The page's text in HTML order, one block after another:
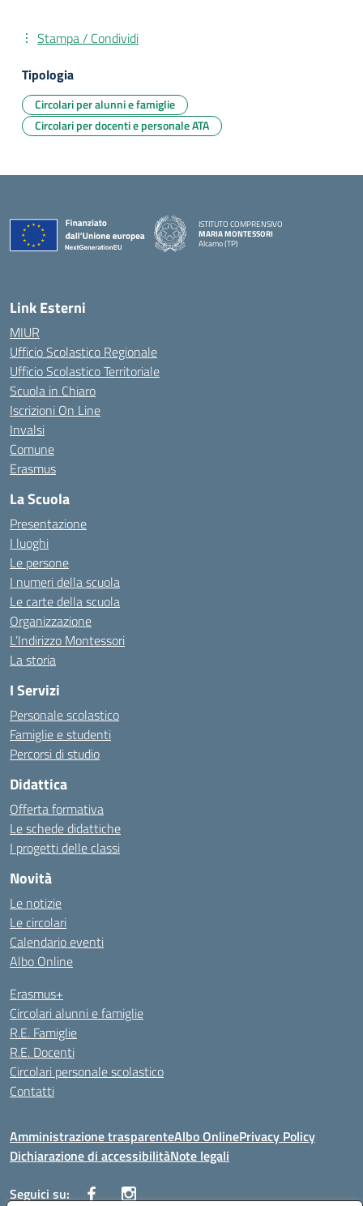
Stampa / Condividi
Tipologia
Circolari per alunni e famiglie
Circolari per docenti e personale ATA
ISTITUTO COMPRENSIVO
MARIA MONTESSORI
Alcamo (TP)
Link Esterni
MIUR
Ufficio Scolastico Regionale
Ufficio Scolastico Territoriale
Scuola in Chiaro
Iscrizioni On Line
Invalsi
Comune
Erasmus
La Scuola
Presentazione
I luoghi
Le persone
I numeri della scuola
Le carte della scuola
Organizzazione
L’Indirizzo Montessori
La storia
I Servizi
Personale scolastico
Famiglie e studenti
Percorsi di studio
Didattica
Offerta formativa
Le schede didattiche
I progetti delle classi
Novità
Le notizie
Le circolari
Calendario eventi
Albo Online
Erasmus+
Circolari alunni e famiglie
R.E. Famiglie
R.E. Docenti
Circolari personale scolastico
Contatti
Amministrazione trasparenteAlbo OnlinePrivacy Policy
Dichiarazione di accessibilitàNote legali
Seguici su: